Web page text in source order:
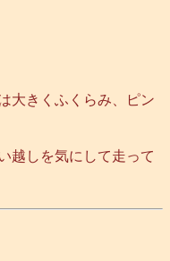
大きくふくらみ、ピン
越しを気にして走って